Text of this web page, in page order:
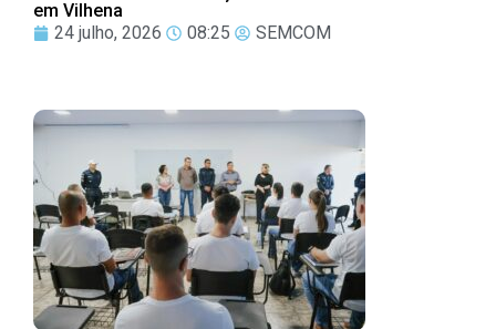
em Vilhena
24 julho, 2026
08:25 SEMCOM